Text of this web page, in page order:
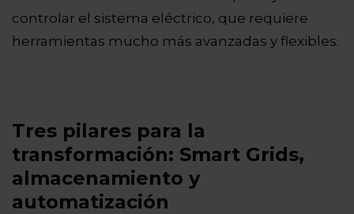
controlar el sistema eléctrico, que requiere
herramientas mucho más avanzadas y flexibles.
Tres pilares para la
transformación: Smart Grids,
almacenamiento y
automatización